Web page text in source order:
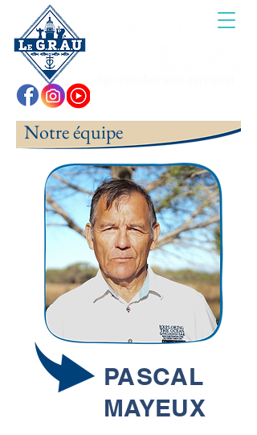
Notre équipe
PASCAL
MAYEUX